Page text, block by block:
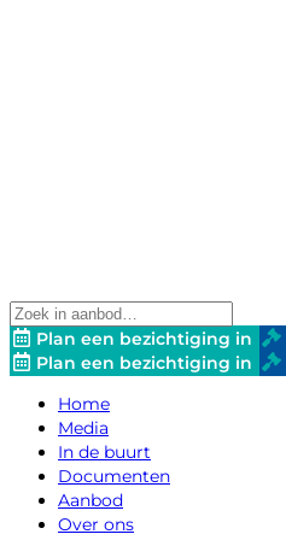
Plan een bezichtiging in
Plan een bezichtiging in
Home
Media
In de buurt
Documenten
Aanbod
Over ons